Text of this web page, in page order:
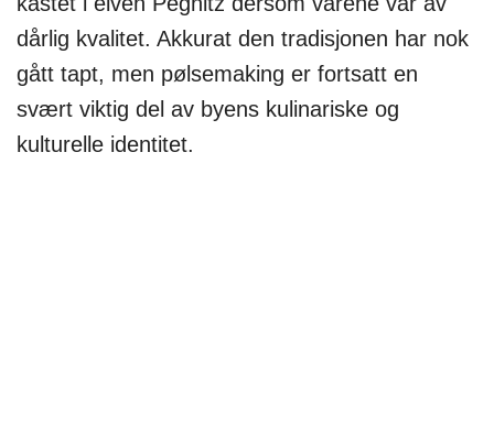
dårlig kvalitet. Akkurat den tradisjonen har nok
gått tapt, men pølsemaking er fortsatt en
svært viktig del av byens kulinariske og
kulturelle identitet.